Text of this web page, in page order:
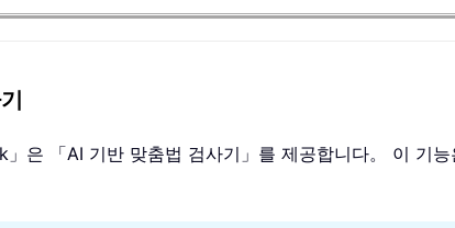
은 「AI 기반 맞춤법 검사기」를 제공합니다。 이 기